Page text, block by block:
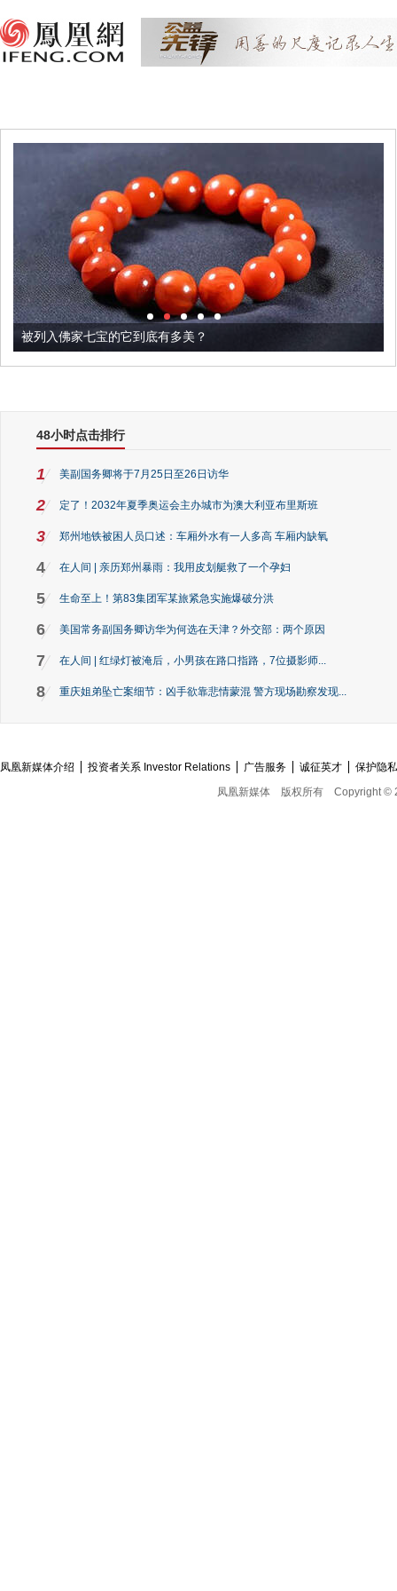
被列入佛家七宝的它到底有多美？
48小时点击排行
1 美副国务卿将于7月25日至26日访华
2 定了！2032年夏季奥运会主办城市为澳大利亚布里斯班
3 郑州地铁被困人员口述：车厢外水有一人多高 车厢内缺氧
4 在人间 | 亲历郑州暴雨：我用皮划艇救了一个孕妇
5 生命至上！第83集团军某旅紧急实施爆破分洪
6 美国常务副国务卿访华为何选在天津？外交部：两个原因
7 在人间 | 红绿灯被淹后，小男孩在路口指路，7位摄影师...
8 重庆姐弟坠亡案细节：凶手欲靠悲情蒙混 警方现场勘察发现...
凤凰新媒体介绍 投资者关系 Investor Relations 广告服务 诚征英才
保护隐
凤凰新媒体
版权所有 Copyright ©